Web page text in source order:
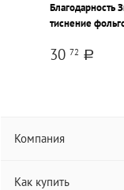
Благодарность
тиснение
30 72 a
Компания
Как купить